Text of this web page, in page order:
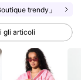
trendy」
gli articoli